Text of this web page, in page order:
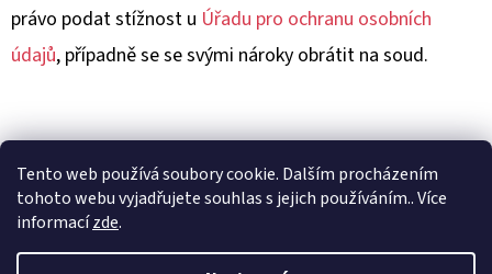
Tento web používá soubory cookie. Dalším procházením
tohoto webu vyjadřujete souhlas s jejich používáním.. Více
informacízde.
právo podat stížnost u Úřadu pro ochranu osobních
údajů, případně se se svými nároky obrátit na soud.
Tyto podmínky jsou účinné od 19.9.2023